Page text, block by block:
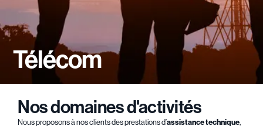
Télécom
Nos domaines d'activités
Nous proposons à nos clients des prestations d’assistance technique,